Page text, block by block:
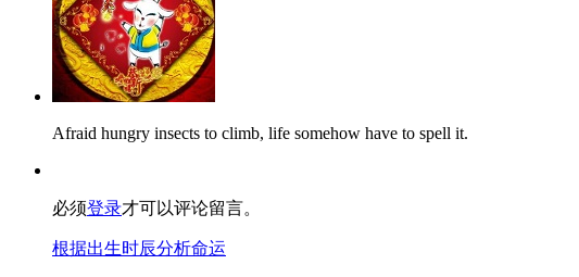
Afraid hungry insects to climb, life somehow have to spell it.
必须登录才可以评论留言。
根据出生时辰分析命运